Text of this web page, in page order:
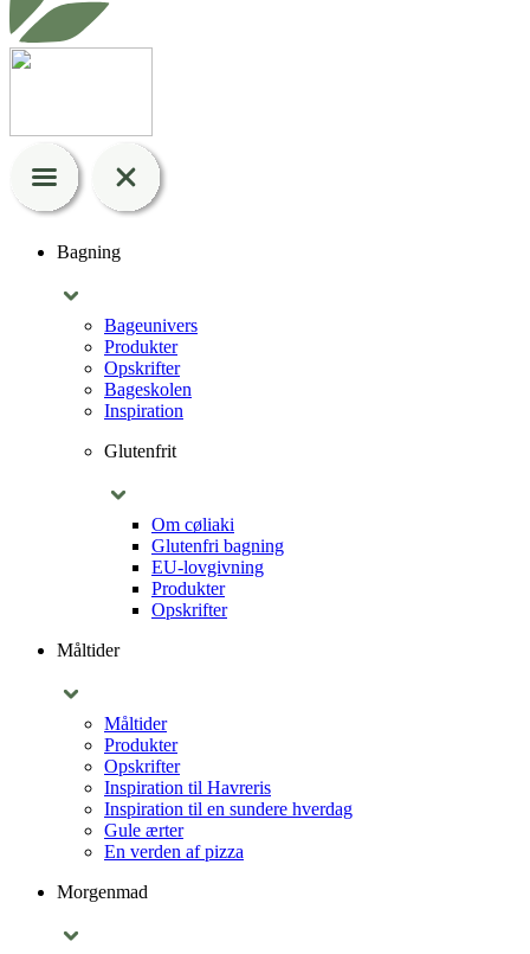
Bagning
Bageunivers
Produkter
Opskrifter
Bageskolen
Inspiration
Glutenfrit
Om cøliaki
Glutenfri bagning
EU-lovgivning
Produkter
Opskrifter
Måltider
Måltider
Produkter
Opskrifter
Inspiration til Havreris
Inspiration til en sundere hverdag
Gule ærter
En verden af pizza
Morgenmad